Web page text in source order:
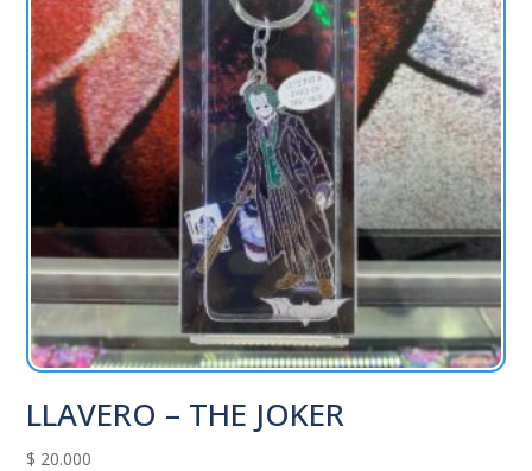
LLAVERO – THE JOKER
$ 20.000